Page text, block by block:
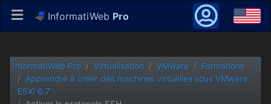
InformatiWeb Pro
InformatiWeb Pro Virtualisation VMware
Formations
Apprendre à créer des machines virtuelles sous VMware
ESXi 6.7